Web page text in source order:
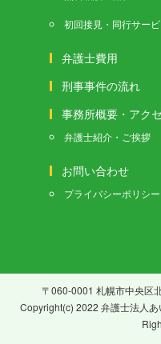
初回接見・同行サービ
弁護士費用
刑事事件の流れ
事務所概要・アク
弁護士紹介・ご挨拶
お問い合わせ
プライバシーポリシー
〒060-0001 札幌市中央区
Copyright(c) 2022 弁護士法人